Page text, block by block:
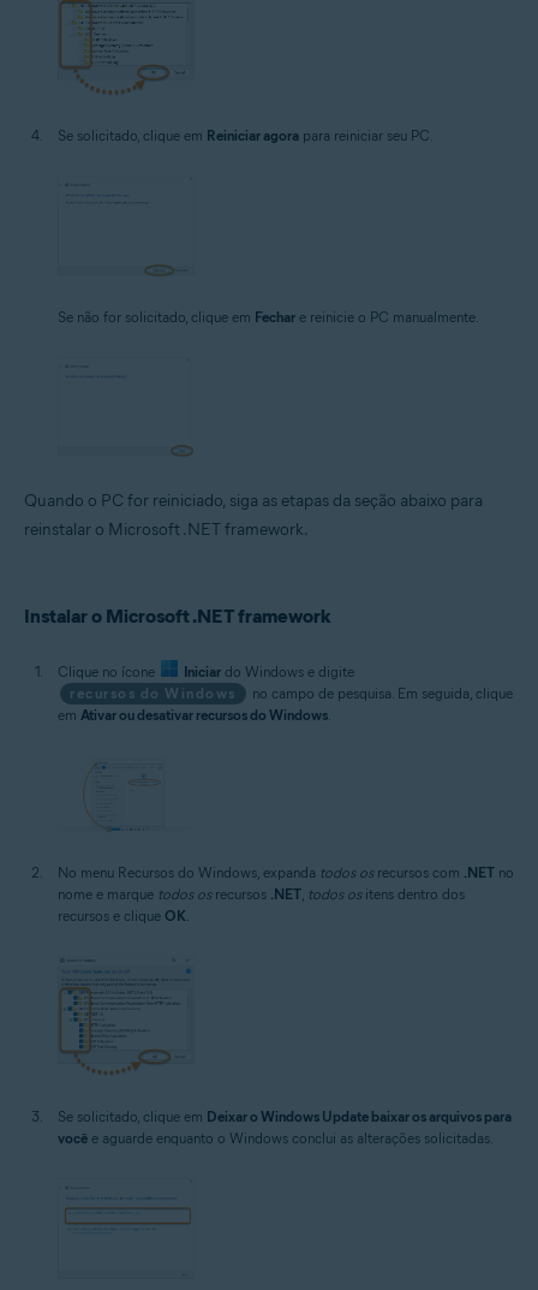
Se solicitado, clique em Reiniciar agora para reiniciar seu PC.
Se não for solicitado, clique em Fechar e reinicie o PC manualmente.
Quando o PC for reiniciado, siga as etapas da seção abaixo para
reinstalar o Microsoft .NET framework.
Instalar o Microsoft .NET framework
Clique no ícone Iniciar do Windows e digite
recursos do Windows
no campo de pesquisa. Em seguida, clique
em Ativar ou desativar recursos do Windows.
No menu Recursos do Windows, expanda todos osrecursos com .NET no
nome e marque todos osrecursos .NET todos ositens dentro dos
recursos e clique OK
Se solicitado, clique em Deixar o Windows Update baixar os arquivos para
você e aguarde enquanto o Windows conclui as alterações solicitadas.